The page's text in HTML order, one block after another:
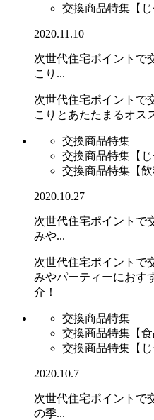
交換商品特集【じ
2020.11.10
次世代住宅ポイントで
こり...
次世代住宅ポイントで
こりとあたたまるオス
交換商品特集
交換商品特集【じ
交換商品特集【飲
2020.10.27
次世代住宅ポイントで
みや...
次世代住宅ポイントで
みやパーティーにおす
介！
交換商品特集
交換商品特集【食
交換商品特集【じ
2020.10.7
次世代住宅ポイントで
の季...